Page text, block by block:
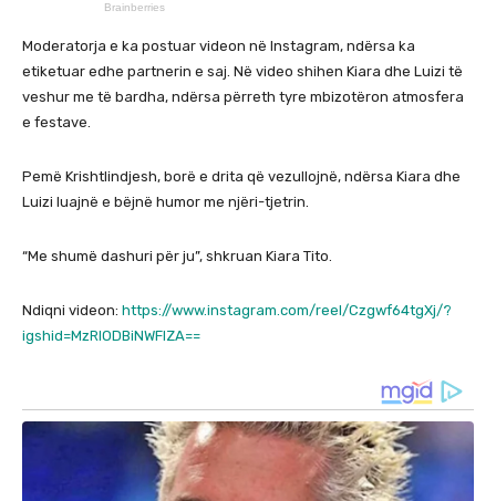
Moderatorja e ka postuar videon në Instagram, ndërsa ka
etiketuar edhe partnerin e saj. Në video shihen Kiara dhe Luizi të
veshur me të bardha, ndërsa përreth tyre mbizotëron atmosfera
e festave.
Pemë Krishtlindjesh, borë e drita që vezullojnë, ndërsa Kiara dhe
Luizi luajnë e bëjnë humor me njëri-tjetrin.
“Me shumë dashuri për ju”, shkruan Kiara Tito.
Ndiqni videon: https://www.instagram.com/reel/Czgwf64tgXj/?
igshid=MzRlODBiNWFlZA==